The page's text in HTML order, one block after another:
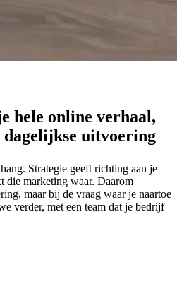
hele online verhaal,
dagelijkse uitvoering
Strategie geeft richting aan je
die marketing waar. Daarom
maar bij de vraag waar je naartoe
verder, met een team dat je bedrijf